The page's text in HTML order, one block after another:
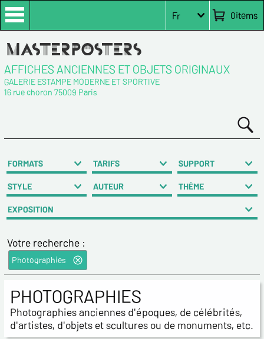
0items
Fr
AFFICHES ANCIENNES ET OBJETS ORIGINAUX
GALERIE ESTAMPE MODERNE ET SPORTIVE
16 rue choron 75009 Paris
FORMATS TARIFS SUPPORT
STYLE AUTEUR THÈME
EXPOSITION
Votre recherche :
Photographies
PHOTOGRAPHIES
Photographies anciennes d'époques, de célébrités,
d'artistes, d'objets et scultures ou de monuments, etc.